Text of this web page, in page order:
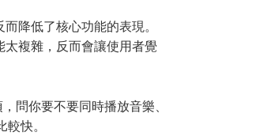
降低了核心功能的表現。
複雜，反而會讓使用者覺
問你要不要同時播放音樂、
快。